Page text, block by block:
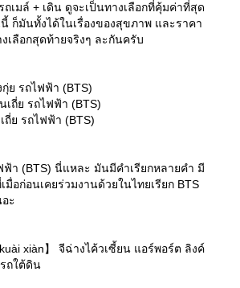
เมล์ + เดิน ดูจะเป็นทางเลือกที่คุ้มค่าที่สุด
มันทั้งได้ในเรื่องของสุขภาพ และราคา
เลือกสุดท้ายจริงๆ ละกันครับ
ย รถไฟฟ้า (BTS)
เถี่ย รถไฟฟ้า (BTS)
ถี่ย รถไฟฟ้า (BTS)
า (BTS) นี่แหละ มันมีคำเรียกหลายคำ มี
อก่อนเคยร่วมงานด้วยในไทยเรียก BTS
ะ
xiàn】 จีฉ่างไค้วเซี้ยน แอร์พอร์ต ลิงค์
ถใต้ดิน